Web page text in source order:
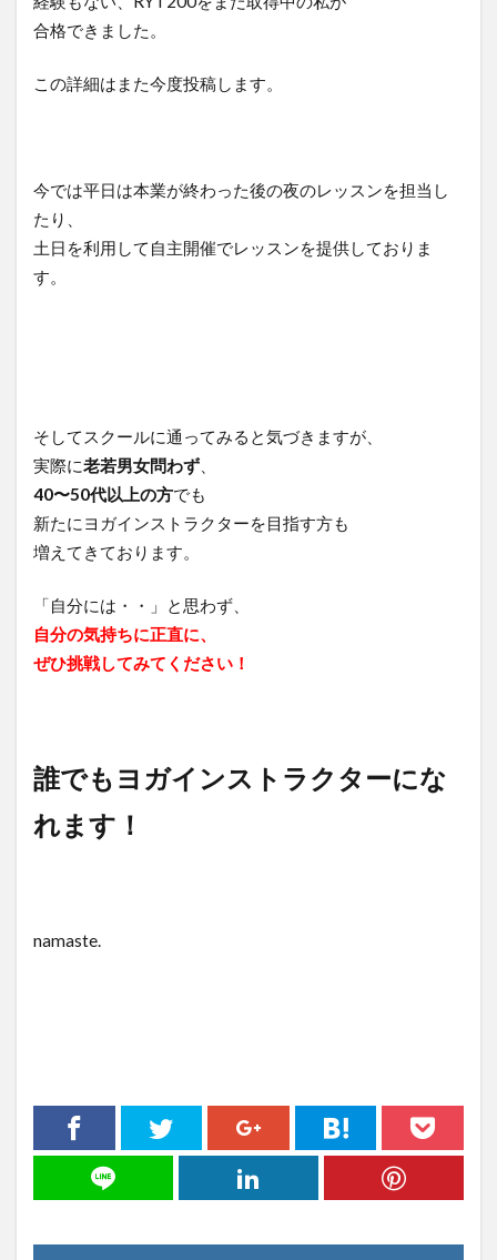
合格できました。
この詳細はまた今度投稿します。
今では平日は本業が終わった後の夜のレッスンを担当し
たり、
土日を利用して自主開催でレッスンを提供しておりま
す。
そしてスクールに通ってみると気づきますが、
実際に老若男女問わず
40〜50代以上の方でも
新たにヨガインストラクターを目指す方も
増えてきております。
「自分には・・」と思わず、
自分の気持ちに正直に、
ぜひ挑戦してみてください！
誰でもヨガインストラクターにな
れます！
namaste.